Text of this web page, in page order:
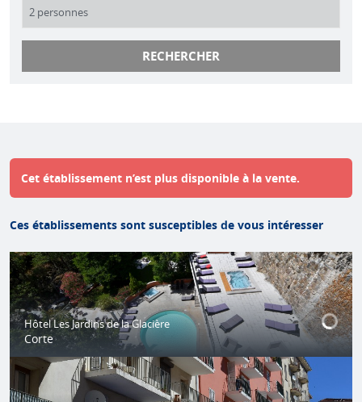
RECHERCHER
Cet établissement n’est plus disponible à la vente.
Ces établissements sont susceptibles de vous intéresser
Hôtel Les Jardins de la Glacière
Corte